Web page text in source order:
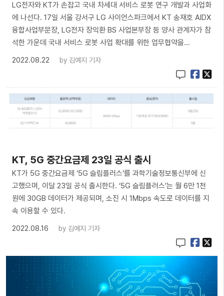
LG전자와 KT가 손잡고 국내 차세대 서비스 로봇 연구 개발과 사업화
에 나선다. 17일 서울 강서구 LG 사이언스파크에서 KT 송재호 AIDX
융합사업부문장, LG전자 장익환 BS 사업본부장 등 양사 관계자가 참
석한 가운데 국내 서비스 로봇 사업 확대를 위한 업무협약을…
2022.08.22
by 김예지 기자
KT, 5G 중간요금제 23일 공식 출시
KT가 5G 중간요금제 ‘5G 슬림플러스’를 과학기술정보통신부에 신
고했으며, 이달 23일 공식 출시한다. ‘5G 슬림플러스’는 월 6만 1천
원에 30GB 데이터가 제공되며, 소진 시 1Mbps 속도로 데이터를 지
속 이용할 수 있다.
2022.08.16
by 김예지 기자